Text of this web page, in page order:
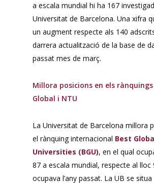
a escala mundial hi ha 167
Universitat de Barcelona. Una xifra
un augment respecte als 140
darrera actualització de la base de
passat mes de març.
Millora posicions en els
Global i NTU
La Universitat de Barcelona millora
el rànquing internacional Best
Universities (BGU), en el qual
87 a escala mundial, respecte al lloc
ocupava l’any passat. La UB se